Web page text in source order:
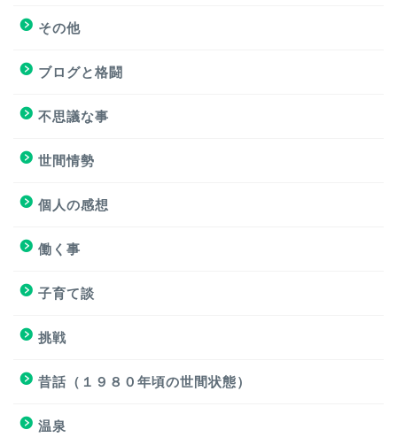
その他
ブログと格闘
不思議な事
世間情勢
個人の感想
働く事
子育て談
挑戦
昔話（１９８０年頃の世間状態）
温泉
おもろくない話